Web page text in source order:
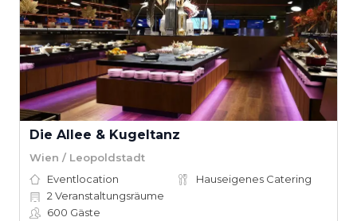
Die Allee & Kugeltanz
Wien / Leopoldstadt
Eventlocation
Hauseigenes Catering
2 Veranstaltungsräume
600 Gäste